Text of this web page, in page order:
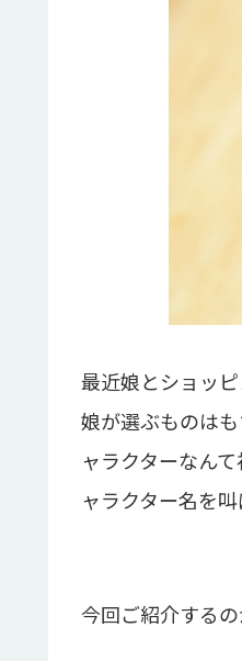
最近娘とショッ
娘が選ぶものは
ャラクターなん
ャラクター名を
今回ご紹介する